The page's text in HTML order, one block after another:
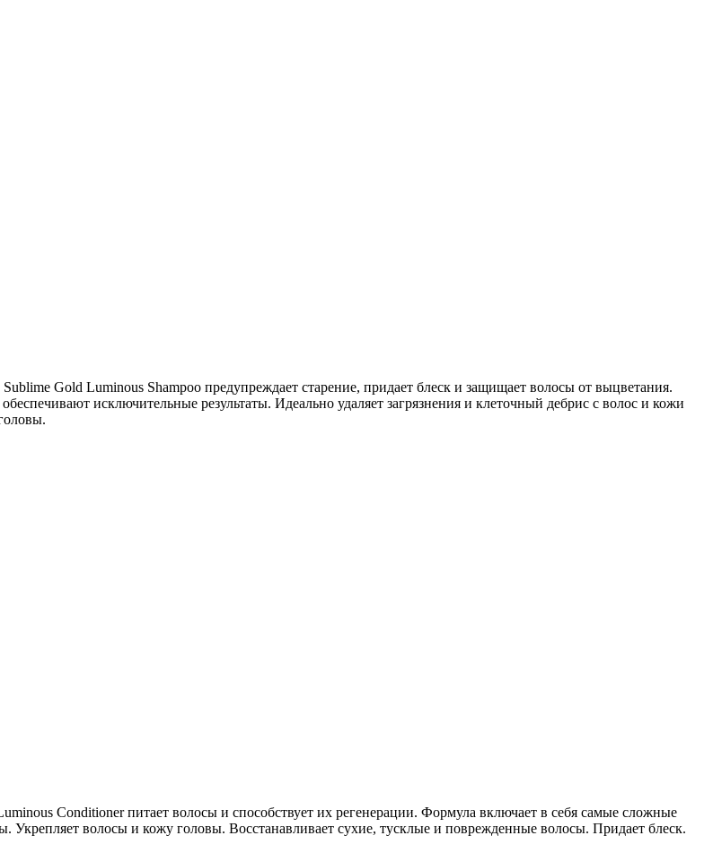
Gold Luminous Shampoo предупреждает старение, придает блеск и защищает волосы от выцветания.
исключительные результаты. Идеально удаляет загрязнения и клеточный дебрис с волос и кожи
Conditioner питает волосы и способствует их регенерации. Формула включает в себя самые сложные
Укрепляет волосы и кожу головы. Восстанавливает сухие, тусклые и поврежденные волосы. Придает блеск.